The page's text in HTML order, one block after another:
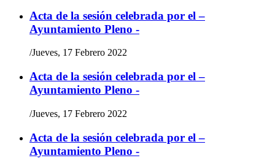
Acta de la sesión celebrada por el –
Ayuntamiento Pleno -
/Jueves, 17 Febrero 2022
Acta de la sesión celebrada por el –
Ayuntamiento Pleno -
/Jueves, 17 Febrero 2022
Acta de la sesión celebrada por el –
Ayuntamiento Pleno -